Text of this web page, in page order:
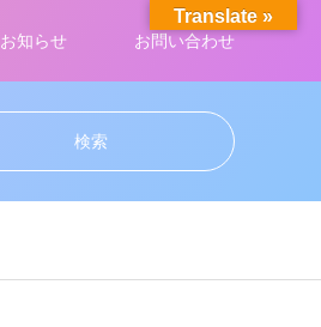
お知らせ お問い合わせ
Translate »